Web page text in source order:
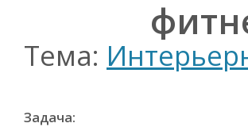
Тема:
Задача: